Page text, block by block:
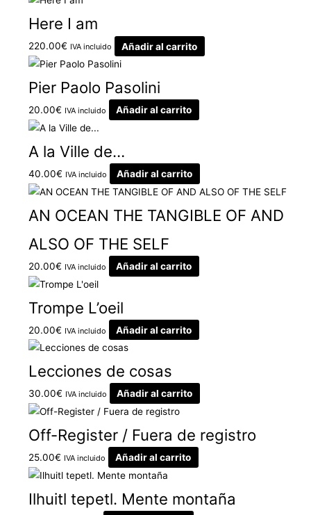
Here I am
220.00€ IVA incluido Añadir al carrito
Pier Paolo Pasolini
20.00€ IVA incluido Añadir al carrito
A la Ville de…
40.00€ IVA incluido Añadir al carrito
AN OCEAN THE TANGIBLE OF AND
ALSO OF THE SELF
20.00€ IVA incluido Añadir al carrito
Trompe L’oeil
20.00€ IVA incluido Añadir al carrito
Lecciones de cosas
30.00€ IVA incluido Añadir al carrito
Off-Register / Fuera de registro
25.00€ IVA incluido Añadir al carrito
Ilhuitl tepetl. Mente montaña